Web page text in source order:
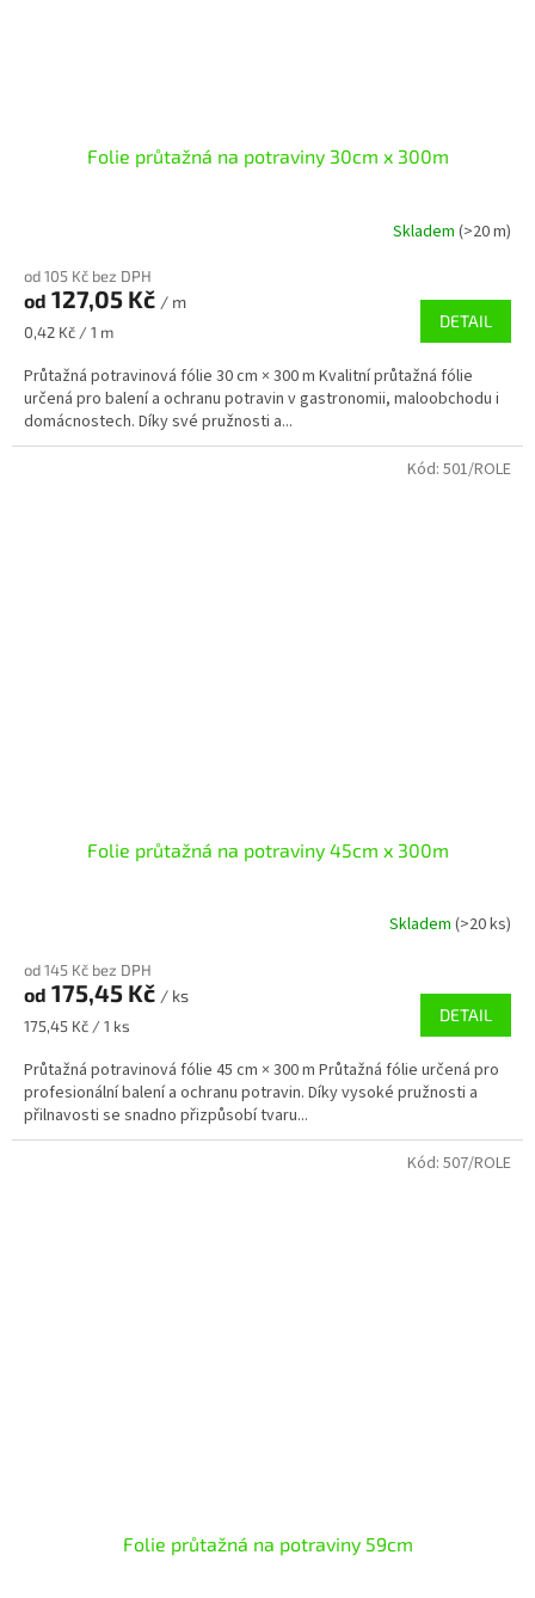
Folie průtažná na potraviny 30cm x 300m
Skladem (>20 m)
od 105 Kč bez DPH
od 127,05 Kč / m
Měrná
0,42 Kč / 1 m
DETAIL
Průtažná potravinová fólie 30 cm × 300 m Kvalitní průtažná fólie
určená pro balení a ochranu potravin v gastronomii, maloobchodu i
domácnostech. Díky své pružnosti a...
Folie průtažná na potraviny 45cm x 300m
Skladem (>20 ks)
od 145 Kč bez DPH
od 175,45 Kč / ks
Měrná
175,45 Kč / 1 ks
DETAIL
Průtažná potravinová fólie 45 cm × 300 m Průtažná fólie určená pro
profesionální balení a ochranu potravin. Díky vysoké pružnosti a
přilnavosti se snadno přizpůsobí tvaru...
Kód: 501/ROLE
Folie průtažná na potraviny 59cm
Kód: 507/ROLE